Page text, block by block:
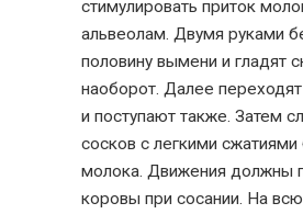
стимулировать приток
альвеолам. Двумя руками
половину вымени и гладят
наоборот. Далее
и поступают также. Затем
сосков с легкими сжатиями
молока. Движения должны
коровы при сосании. На